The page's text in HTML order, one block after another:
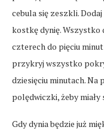
cebula się zeszkli.
kostkę dynię. Wszystko
czterech do pięciu
przykryj wszystko
dziesięciu minutach. Na
polędwiczki, żeby
Gdy dynia będzie już